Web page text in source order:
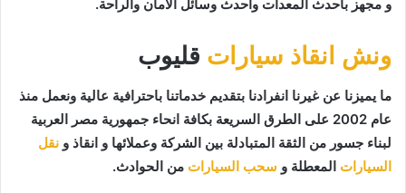
و مجهز بأحدث المعدات وأحدث وسائل الأمان والراحة.
ونش انقاذ سيارات قليوب
ما يميزنا عن غيرنا انفرادنا بتقديم خدماتنا باحترافية عالية ونعمل منذ
عام 2002 على الطرق السريعة بكافة انحاء جمهورية مصر العربية
لبناء جسور من الثقة المتبادلة بين الشركة وعملائها و انقاذ و نقل
السيارات المعطلة و سحب السيارات من الحوادث.